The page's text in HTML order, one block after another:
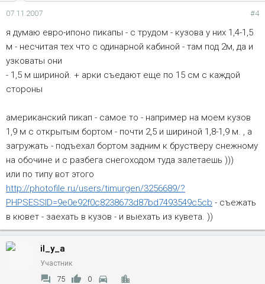
07.11.2007 #4
я думаю евро-ипоно пикапы - с трудом - кузова у них 1,4-1,5
м - несчитая тех что с одинарной кабиной - там под 2м, да и
узковаты они
- 1,5 м шириной. + арки съедают еще по 15 см с каждой
стороны
американский пикап - самое то - например на моем кузов
1,9 м с открытым бортом - почти 2,5 и шириной 1,8-1,9 м. , а
загружать - подъехал бортом задним к брустверу снежному
на обочине и с разбега снегоходом туда залетаешь )))
или по типу вот этого
http://photofile.ru/users/timurgen/3256689/?
PHPSESSID=9e0e92f0c8238673d87bd7493549c5cb - съежать
в кювет - заехать в кузов - и выехать из кувета. ))
il_y_a
Участник
75 0